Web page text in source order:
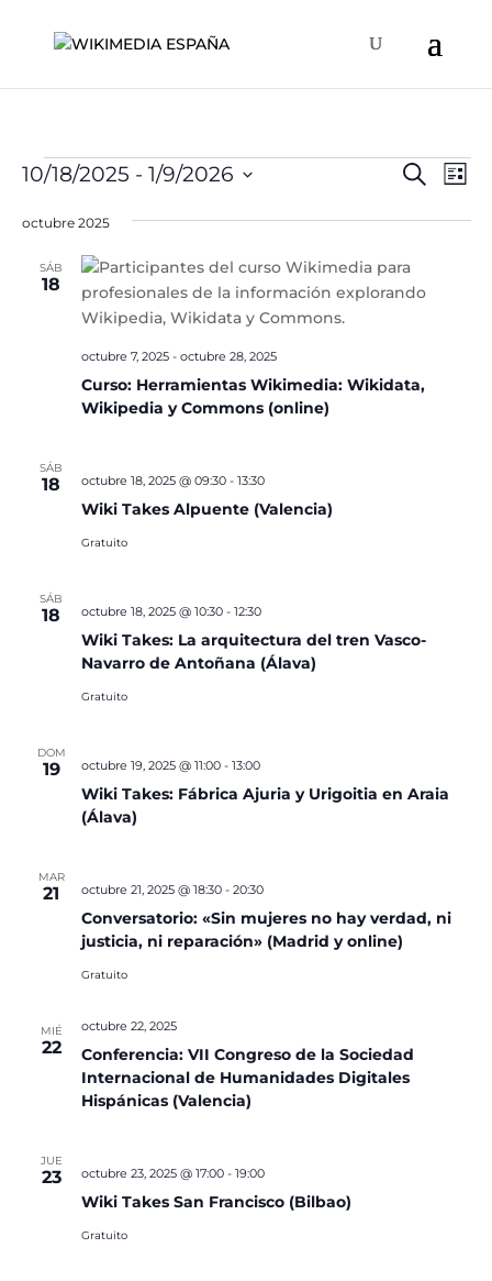
Eventos
y
vistas
Buscar
de
Lista
10/18/2025 - 1/9/2026
la
octubre 2025
SÁB
18
Curso: Herramientas Wikimedia: Wikidata,
Wikipedia y Commons (online)
octubre 7, 2025- octubre 28, 2025
SÁB
18
Wiki Takes Alpuente (Valencia)
octubre 18, 2025 @ 09:30- 13:30
Gratuito
SÁB
18
Wiki Takes: La arquitectura del tren Vasco-
Navarro de Antoñana (Álava)
octubre 18, 2025 @ 10:30- 12:30
Gratuito
DOM
19
Wiki Takes: Fábrica Ajuria y Urigoitia en Araia
(Álava)
octubre 19, 2025 @ 11:00- 13:00
MAR
21
Conversatorio: «Sin mujeres no hay verdad, ni
justicia, ni reparación» (Madrid y online)
octubre 21, 2025 @ 18:30- 20:30
Gratuito
MIÉ
22
Conferencia: VII Congreso de la Sociedad
Internacional de Humanidades Digitales
Hispánicas (Valencia)
octubre 22, 2025
JUE
23
Wiki Takes San Francisco (Bilbao)
octubre 23, 2025 @ 17:00- 19:00
Gratuito